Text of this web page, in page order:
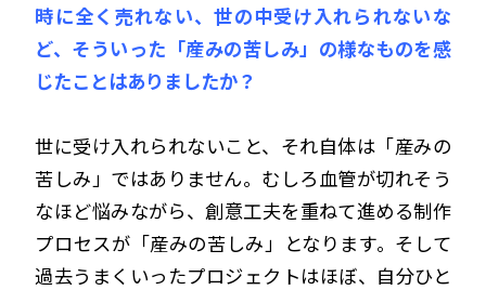
時に全く売れない、世の中受け入れられないな
ど、そういった「産みの苦しみ」の様なものを感
じたことはありましたか？
世に受け入れられないこと、それ自体は「産みの
苦しみ」ではありません。むしろ血管が切れそう
なほど悩みながら、創意工夫を重ねて進める制作
プロセスが「産みの苦しみ」となります。そして
過去うまくいったプロジェクトはほぼ、自分ひと